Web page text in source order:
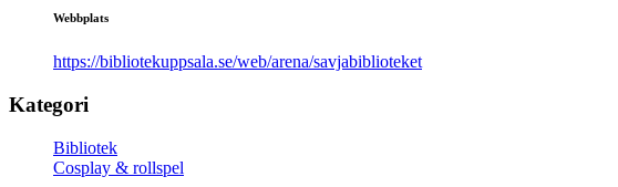
Webbplats
https://bibliotekuppsala.se/web/arena/savjabiblioteket
Kategori
Bibliotek
Cosplay & rollspel